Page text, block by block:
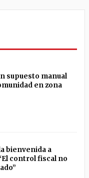
supuesto manual
en zona
bienvenida a
control fiscal no